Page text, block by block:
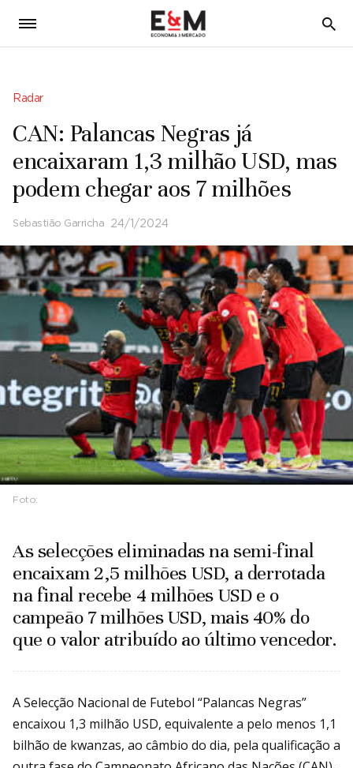
5
Radar
CAN: Palancas Negras já
encaixaram 1,3 milhão USD, mas
podem chegar aos 7 milhões
Sebastião Garricha 24/1/2024
Foto:
As selecções eliminadas na semi-final
encaixam 2,5 milhões USD, a derrotada
na final recebe 4 milhões USD e o
campeão 7 milhões USD, mais 40% do
que o valor atribuído ao último vencedor.
A Selecção Nacional de Futebol “Palancas Negras”
encaixou 1,3 milhão USD, equivalente a pelo menos 1,1
bilhão de kwanzas, ao câmbio do dia, pela qualificação a